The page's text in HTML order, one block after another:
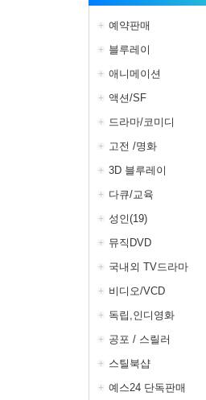
예약판매
블루레이
애니메이션
액션/SF
드라마/코미디
고전 /명화
3D 블루레이
다큐/교육
성인(19)
뮤직DVD
국내외 TV드라마
비디오/VCD
독립,인디영화
공포 / 스릴러
스틸북샵
예스24 단독판매